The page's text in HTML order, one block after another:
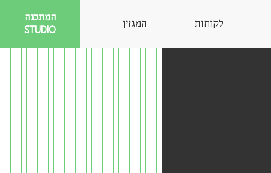
לקוחות המגזין
המתכנה
STUDIO